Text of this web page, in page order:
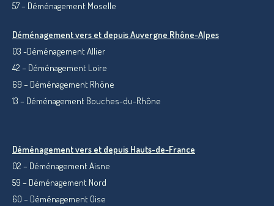
57 – Déménagement Moselle
Déménagement vers et depuis Auvergne Rhône-Alpes
03 -Déménagement Allier
42 – Déménagement Loire
69 – Déménagement Rhône
13 – Déménagement Bouches-du-Rhône
Déménagement vers et depuis Hauts-de-France
02 – Déménagement Aisne
59 – Déménagement Nord
60 – Déménagement Oise